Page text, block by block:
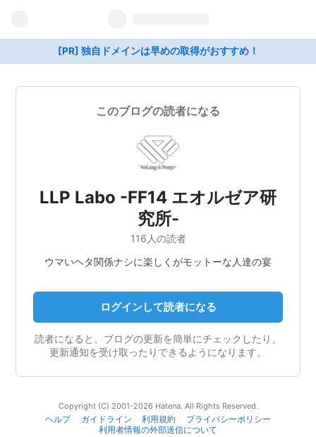
[PR] 独自ドメインは早めの取得がおすすめ！
このブログの読者になる
LLP Labo -FF14 エオルゼア研
究所-
116人の読者
ウマいヘタ関係ナシに楽しくがモットーな人達の宴
ログインして読者になる
読者になると、ブログの更新を簡単にチェックしたり、
更新通知を受け取ったりできるようになります。
Copyright (C) 2001-2026 Hatena. All Rights Reserved.
ヘルプ
ガイドライン 利用規約
プライバシーポリシー
利用者情報の外部送信について